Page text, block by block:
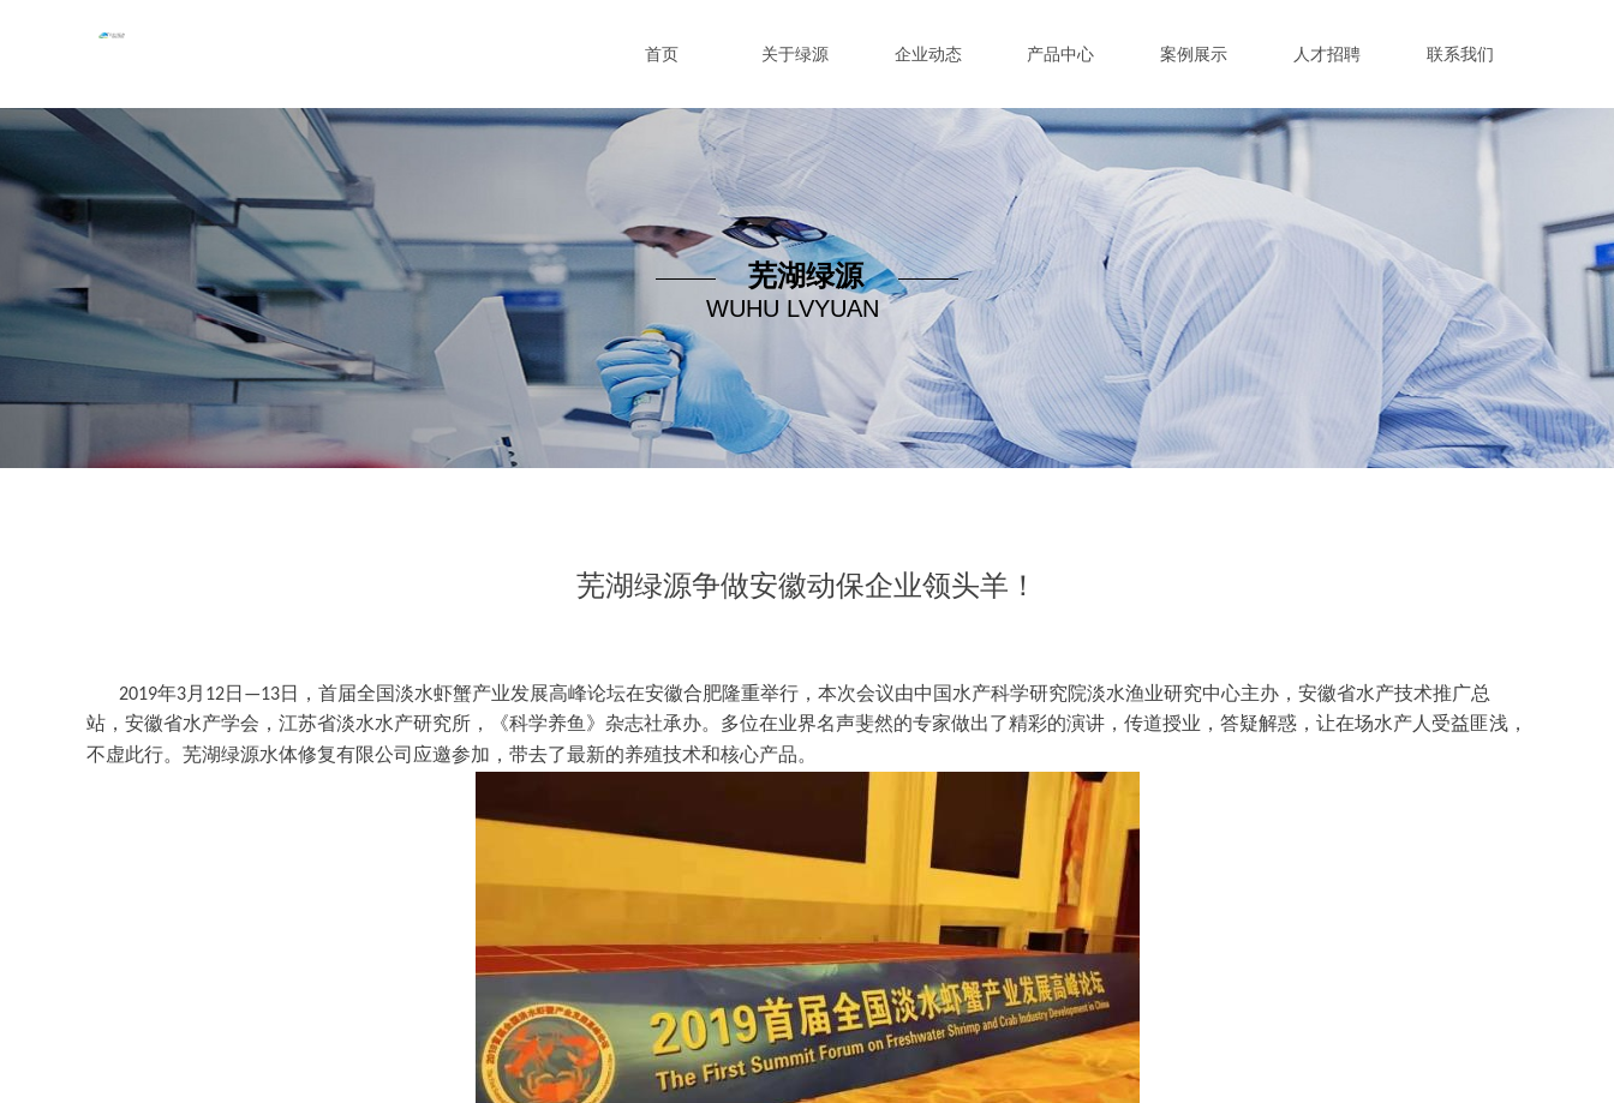
首页 关于绿源 企业动态 产品中心 案例展示 人才招聘 联系我们
芜湖绿源争做安徽动保企业领头羊！
2019年3月12日—13日，首届全国淡水虾蟹产业发展高峰论坛在安徽合肥隆重举行，本次会议由中国水产科学研究院淡水渔业研究中心主办，安徽省水产技术推广总
站，安徽省水产学会，江苏省淡水水产研究所，《科学养鱼》杂志社承办。多位在业界名声斐然的专家做出了精彩的演讲，传道授业，答疑解惑，让在场水产人受益匪浅，
不虚此行。芜湖绿源水体修复有限公司应邀参加，带去了最新的养殖技术和核心产品。
芜湖绿源
WUHU LVYUAN